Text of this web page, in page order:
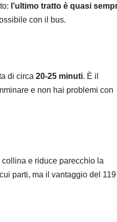
l’ultimo tratto è quasi
con il bus.
di circa 20-25 minuti. È il
e non hai problemi con
e riduce parecchio la
parti, ma il vantaggio del